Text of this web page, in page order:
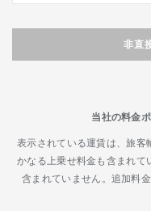
非直
当社の料金
表示されている運賃は、旅客
かなる上乗せ料金も含まれて
含まれていません。追加料